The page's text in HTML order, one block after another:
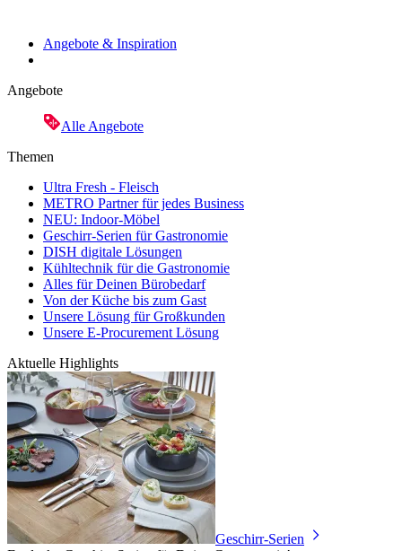
Angebote & Inspiration
Angebote
Alle Angebote
Themen
Ultra Fresh - Fleisch
METRO Partner für jedes Business
NEU: Indoor-Möbel
Geschirr-Serien für Gastronomie
DISH digitale Lösungen
Kühltechnik für die Gastronomie
Alles für Deinen Bürobedarf
Von der Küche bis zum Gast
Unsere Lösung für Großkunden
Unsere E-Procurement Lösung
Aktuelle Highlights
Geschirr-Serien